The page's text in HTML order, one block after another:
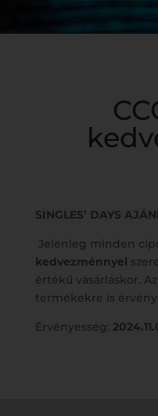
SINGLES’ DAYS
Jelenleg minden
kedvezménnyel
értékű vásárláskor.
termékekre is
Érvényesség: